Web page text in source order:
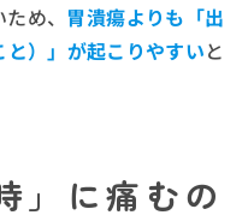
め、 胃潰瘍よりも「出
）」が起こりやすいと
」に痛むの